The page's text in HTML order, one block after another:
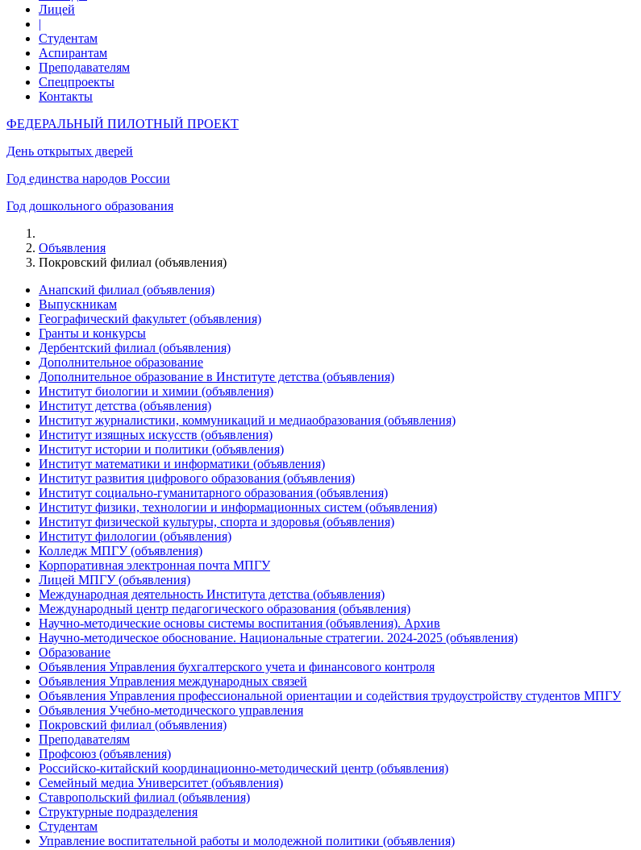
Лицей
|
Студентам
Аспирантам
Преподавателям
Спецпроекты
Контакты
ФЕДЕРАЛЬНЫЙ ПИЛОТНЫЙ ПРОЕКТ
День открытых дверей
Год единства народов России
Год дошкольного образования
Объявления
Покровский филиал (объявления)
Анапский филиал (объявления)
Выпускникам
Географический факультет (объявления)
Гранты и конкурсы
Дербентский филиал (объявления)
Дополнительное образование
Дополнительное образование в Институте детства (объявления)
Институт биологии и химии (объявления)
Институт детства (объявления)
Институт журналистики, коммуникаций и медиаобразования (объявления)
Институт изящных искусств (объявления)
Институт истории и политики (объявления)
Институт математики и информатики (объявления)
Институт развития цифрового образования (объявления)
Институт социально-гуманитарного образования (объявления)
Институт физики, технологии и информационных систем (объявления)
Институт физической культуры, спорта и здоровья (объявления)
Институт филологии (объявления)
Колледж МПГУ (объявления)
Корпоративная электронная почта МПГУ
Лицей МПГУ (объявления)
Международная деятельность Института детства (объявления)
Международный центр педагогического образования (объявления)
Научно-методические основы системы воспитания (объявления). Архив
Научно-методическое обоснование. Национальные стратегии. 2024-2025 (объявления)
Образование
Объявления Управления бухгалтерского учета и финансового контроля
Объявления Управления международных связей
Объявления Управления профессиональной ориентации и содействия трудоустройству студентов МПГУ
Объявления Учебно-методического управления
Покровский филиал (объявления)
Преподавателям
Профсоюз (объявления)
Российско-китайский координационно-методический центр (объявления)
Семейный медиа Университет (объявления)
Ставропольский филиал (объявления)
Структурные подразделения
Студентам
Управление воспитательной работы и молодежной политики (объявления)